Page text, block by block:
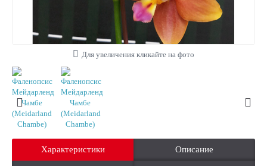
Для увеличения кликайте на фото
Характеристики Описание